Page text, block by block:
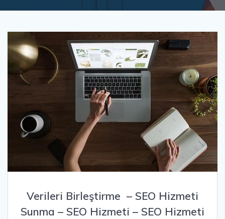
Verileri Birleştirme – SEO Hizmeti
Sunma – SEO Hizmeti – SEO Hizmeti